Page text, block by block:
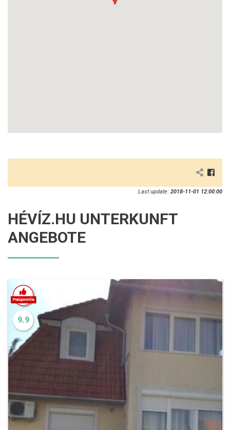
Last update: 2018-11-01 12:00:00
HÉVÍZ.HU UNTERKUNFT
ANGEBOTE
9.9